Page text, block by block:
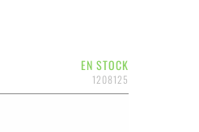
EN STOCK
1208125